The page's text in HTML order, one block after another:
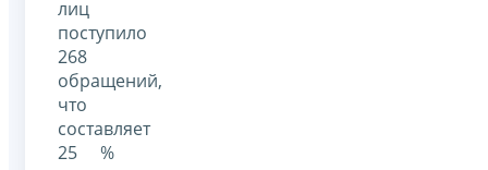
лиц
поступило
268
обращений,
что
составляет
25 %